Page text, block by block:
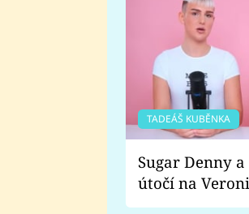
TADEÁŠ KUBĚNKA
Sugar Denny
útočí na
Proč je podle